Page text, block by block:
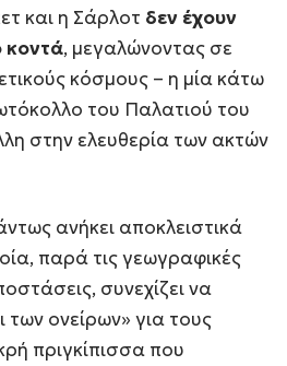
και η Σάρλοτ δεν έχουν
κοντά, μεγαλώνοντας σε
κόσμους – η μία κάτω
του Παλατιού του
στην ελευθερία των ακτών
ανήκει αποκλειστικά
παρά τις γεωγραφικές
συνεχίζει να
των ονείρων» για τους
πριγκίπισσα που